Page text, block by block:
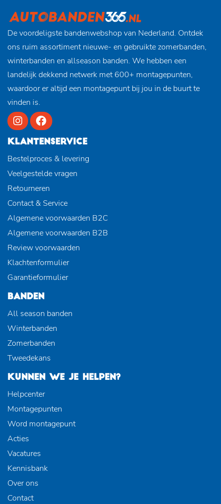
De voordeligste bandenwebshop van Nederland. Ontdek
ons ruim assortiment nieuwe- en gebruikte zomerbanden,
winterbanden en allseason banden. We hebben een
landelijk dekkend netwerk met 600+ montagepunten,
waardoor er altijd een montagepunt bij jou in de buurt te
vinden is.
KLANTENSERVICE
Bestelproces & levering
Veelgestelde vragen
Retourneren
Contact & Service
Algemene voorwaarden B2C
Algemene voorwaarden B2B
Review voorwaarden
Klachtenformulier
Garantieformulier
BANDEN
All season banden
Winterbanden
Zomerbanden
Tweedekans
KUNNEN WE JE HELPEN?
Helpcenter
Montagepunten
Word montagepunt
Acties
Vacatures
Kennisbank
Over ons
Contact